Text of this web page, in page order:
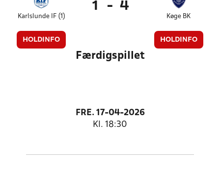
Karlslunde IF (1)
HOLDINFO
1 - 4
Køge BK
HOLDINFO
Færdigspillet
FRE. 17-04-2026
Kl. 18:30